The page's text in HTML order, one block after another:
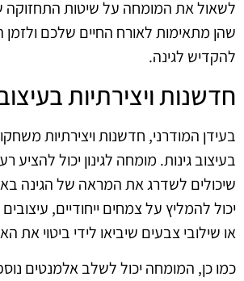
לשאול את המומחה על שיטות התחזוקה
שהן מתאימות לאורח החיים שלכם ולזמן
להקדיש לגינה.
חדשנות ויצירתיות
בעידן המודרני, חדשנות ויצירתיות
בעיצוב גינות. מומחה לגינון יכול להציע
שיכולים לשדרג את המראה של הגינה
יכול להמליץ על צמחים ייחודיים, עיצובים
או שילובי צבעים שיביאו לידי ביטוי את
כמו כן, המומחה יכול לשלב אלמנטים